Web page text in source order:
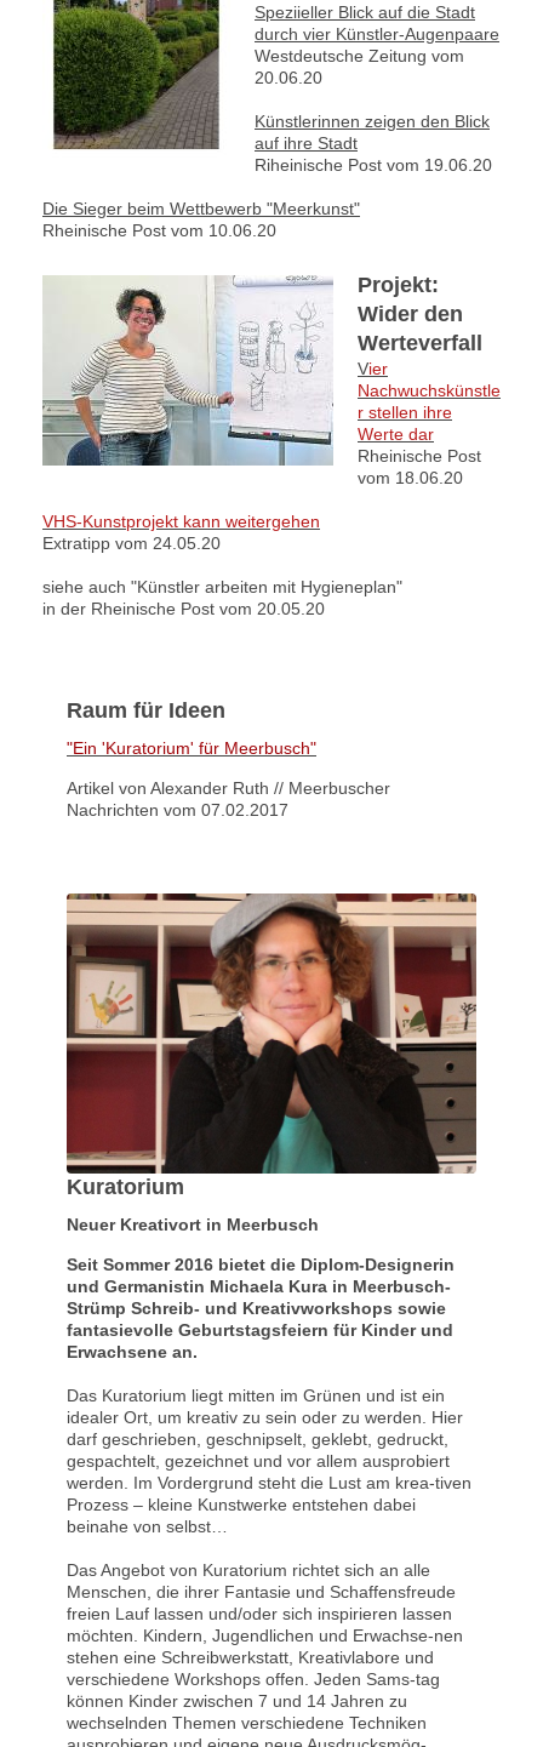
Speziieller Blick auf die Stadt
durch vier Künstler-Augenpaare
Westdeutsche Zeitung vom
20.06.20
Künstlerinnen zeigen den Blick
auf ihre Stadt
Riheinische Post vom 19.06.20
Die Sieger beim Wettbewerb "Meerkunst"
Rheinische Post vom 10.06.20
Projekt:
Wider den
Werteverfall
Vier
Nachwuchskünstle
r stellen ihre
Werte dar
Rheinische Post
vom 18.06.20
VHS-Kunstprojekt kann weitergehen
Extratipp vom 24.05.20
siehe auch "Künstler arbeiten mit Hygieneplan"
in der Rheinische Post vom 20.05.20
Raum für Ideen
"Ein 'Kuratorium' für Meerbusch"
Artikel von Alexander Ruth // Meerbuscher
Nachrichten vom 07.02.2017
Kuratorium
Neuer Kreativort in Meerbusch
Seit Sommer 2016 bietet die Diplom-Designerin
und Germanistin Michaela Kura in Meerbusch-
Strümp Schreib- und Kreativworkshops sowie
fantasievolle Geburtstagsfeiern für Kinder und
Erwachsene an.
Das Kuratorium liegt mitten im Grünen und ist ein
idealer Ort, um kreativ zu sein oder zu werden. Hier
darf geschrieben, geschnipselt, geklebt, gedruckt,
gespachtelt, gezeichnet und vor allem ausprobiert
werden. Im Vordergrund steht die Lust am krea-tiven
Prozess – kleine Kunstwerke entstehen dabei
beinahe von selbst…
Das Angebot von Kuratorium richtet sich an alle
Menschen, die ihrer Fantasie und Schaffensfreude
freien Lauf lassen und/oder sich inspirieren lassen
möchten. Kindern, Jugendlichen und Erwachse-nen
stehen eine Schreibwerkstatt, Kreativlabore und
verschiedene Workshops offen. Jeden Sams-tag
können Kinder zwischen 7 und 14 Jahren zu
wechselnden Themen verschiedene Techniken